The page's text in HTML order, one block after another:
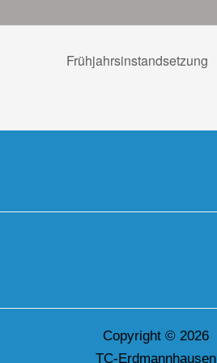
Frühjahrsinstandsetzung
Copyright © 2026
TC-Erdmannhausen